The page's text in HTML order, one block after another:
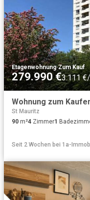
Etagenwohnung·Zum Kauf
279.990 €3.111
St Mauritz
90 m²4 Zimmer1
Seit 2 Wochen bei 1a-